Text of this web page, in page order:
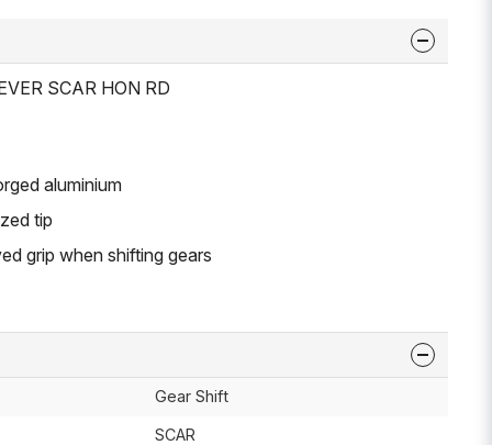
SCAR HON RD
aluminium
tip
grip when shifting gears
Gear Shift
SCAR